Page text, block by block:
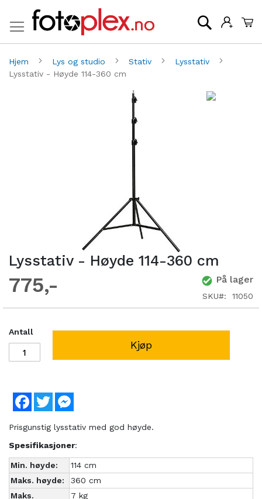
Søk
Hjem Lys og studio Stativ
Lysstativ
Lysstativ - Høyde 114-360 cm
Lysstativ - Høyde 114-360 cm
775 På lager
SKU 11050
Antall
Kjøp
Facebook
Twitter
Prisgunstig lysstativ med god høyde.
Spesifikasjoner:
Min. høyde:
114 cm
Maks. høyde:
360 cm
Maks.
7 kg